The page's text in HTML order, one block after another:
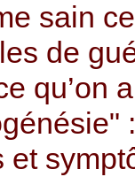
sain
de
qu’on
et